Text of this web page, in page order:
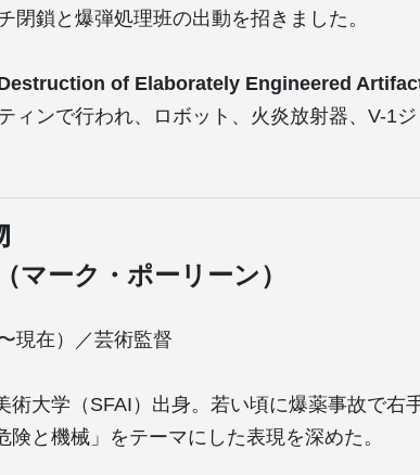
閉鎖と爆弾処理班の出動を招きました。
of Elaborately Engineered
ィンで行われ、ロボット、火炎放射器、V-1
マーク・ポーリーン）
現在）／芸術監督
術大学（SFAI）出身。若い頃に爆薬事故で右
と機械」をテーマにした表現を深めた。